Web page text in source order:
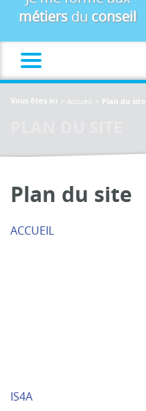
métiersdu conseil
Vous êtes ici Accueil Plan du site
Plan du site
ACCUEIL
IS4A